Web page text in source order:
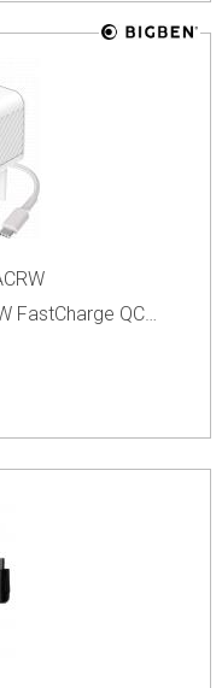
FastCharge QC…